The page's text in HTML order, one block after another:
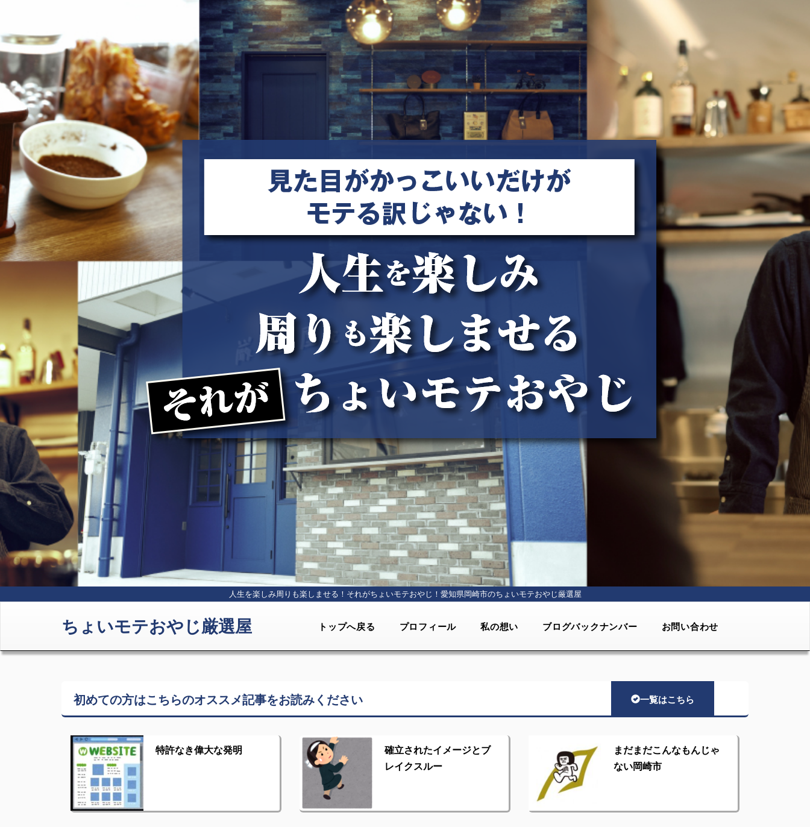
人生を楽しみ周りも楽しませる！それがちょいモテおやじ！ 愛知県岡崎市のちょいモテおやじ厳選屋
ちょいモテおやじ厳選屋 トップへ戻る プロフィール 私の想い ブログバックナンバー お問い合わせ
初めての方はこちらのオススメ記事をお読みください 一覧はこちら
特許なき偉大な発明
確立されたイメージとブ
レイクスルー
まだまだこんなもんじゃ
ない岡崎市